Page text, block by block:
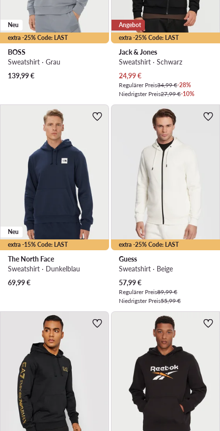
extra -25% Code: LAST
Neu
BOSS
Sweatshirt · Grau
139,99€
extra -25% Code: LAST
Angebot
Jack & Jones
Sweatshirt · Schwarz
Aktueller Preis
24,99€
Regulärer Preis34,99 €-28%
Niedrigster Preis27,99 €-10%
extra -15% Code: LAST
Neu
The North Face
Sweatshirt · Dunkelblau
69,99€
extra -25% Code: LAST
Guess
Sweatshirt · Beige
Aktueller Preis
57,99€
Regulärer Preis89,99 €
Niedrigster Preis55,99 €